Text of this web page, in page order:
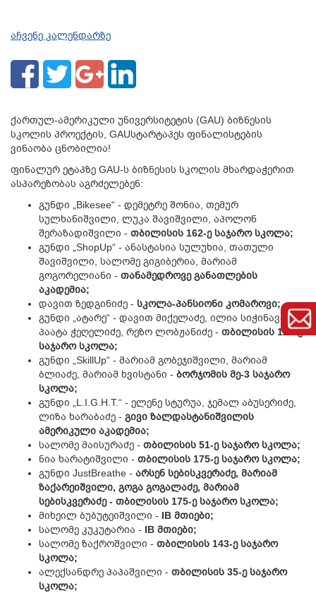
აჩვენე კალენდარზე
ქართულ-ამერიკული უნივერსიტეტის (GAU) ბიზნესის
სკოლის პროექტის, GAUსტარტაპეს ფინალისტების
ვინაობა ცნობილია!
ფინალურ ეტაპზე GAU-ს ბიზნესის სკოლის მხარდაჭერით
ასპარეზობას აგრძელებენ:
გუნდი „Bikesee“ - დემეტრე შონია, თემურ
სულხანიშვილი, ლუკა შავიშვილი, აპოლონ
შერაზადიშვილი - თბილისის 162-ე საჯარო სკოლა;
გუნდი „ShopUp“ - ანასტასია სულუხია, თათული
შავიშვილი, სალომე გიგიბერია, მარიამ
გოგორელიანი - თანამედროვე განათლების
აკადემია;
დავით ზედგინიძე - სკოლა-პანსიონი კომაროვი;
გუნდი „ატარე“ - დავით მიქელაძე, ილია სიჭინავა,
პაატა ჭეღელიძე, რეზო ლობჟანიძე - თბილისის 126-ე
საჯარო სკოლა;
გუნდი „SkillUp“ - მარიამ გობეჯიშვილი, მარიამ
ბლიაძე, მარიამ ხვისტანი - ბორჯომის მე-3 საჯარო
სკოლა;
გუნდი „L.I.G.H.T.“ - ელენე სტურუა, ჯემალ აბუსერიძე,
ლიზა ხარაბაძე - გივი ზალდასტანიშვილის
ამერიკული აკადემია;
სალომე მაისურაძე - თბილისის 51-ე საჯარო სკოლა;
ნია ხარატიშვილი - თბილისის 175-ე საჯარო სკოლა;
გუნდი JustBreathe - არსენ სებისკვერაძე, მარიამ
ზაქარეიშვილი, გოგა გოგალაძე, მარიამ
სებისკვერაძე - თბილისის 175-ე საჯარო სკოლა;
მიხეილ ბუბუტეიშვილი - IB მთიები;
სალომე კუკუტარია - IB მთიები;
სალომე ზაქროშვილი - თბილისის 143-ე საჯარო
სკოლა;
ალექსანდრე პაპაშვილი - თბილისის 35-ე საჯარო
სკოლა;